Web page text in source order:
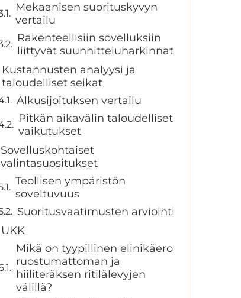
Mekaanisen suorituskyvyn
vertailu
Rakenteellisiin sovelluksiin
liittyvät suunnitteluharkinnat
Kustannusten analyysi ja
taloudelliset seikat
Alkusijoituksen vertailu
Pitkän aikavälin taloudelliset
vaikutukset
Sovelluskohtaiset
valintasuositukset
Teollisen ympäristön
soveltuvuus
Suoritusvaatimusten arviointi
UKK
Mikä on tyypillinen elinikäero
ruostumattoman ja
hiiliteräksen ritilälevyjen
välillä?